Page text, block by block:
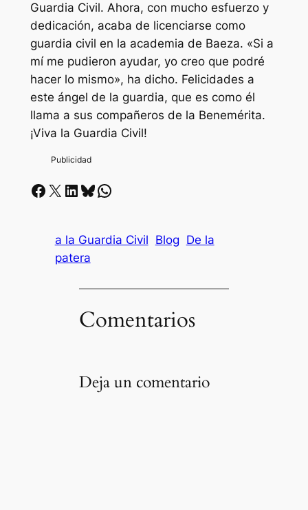
Guardia Civil. Ahora, con mucho esfuerzo y
dedicación, acaba de licenciarse como
guardia civil en la academia de Baeza. «Si a
mí me pudieron ayudar, yo creo que podré
hacer lo mismo», ha dicho. Felicidades a
este ángel de la guardia, que es como él
llama a sus compañeros de la Benemérita.
¡Viva la Guardia Civil!
Facebook X LinkedIn Bluesky Whatsapp
a la Guardia Civil Blog De la
patera
Comentarios
Deja un comentario